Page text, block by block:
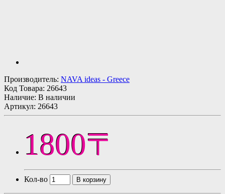
Производитель: NAVA ideas - Greece
Код Товара: 26643
Наличие: В наличии
Артикул: 26643
1800〒
Кол-во В корзину